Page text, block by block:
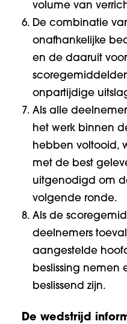
volume van
De combinatie
onafhankelijke
en de daaruit
onpartijdige
Als alle
het werk binnen
hebben voltooid,
met de best
uitgenodigd om
volgende ronde.
Als de
deelnemers
aangestelde
beslissing nemen
beslissend zijn.
De wedstrijd